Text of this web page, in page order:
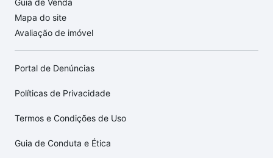
Guia de Venda
Mapa do site
Avaliação de imóvel
Portal de Denúncias
Políticas de Privacidade
Termos e Condições de Uso
Guia de Conduta e Ética